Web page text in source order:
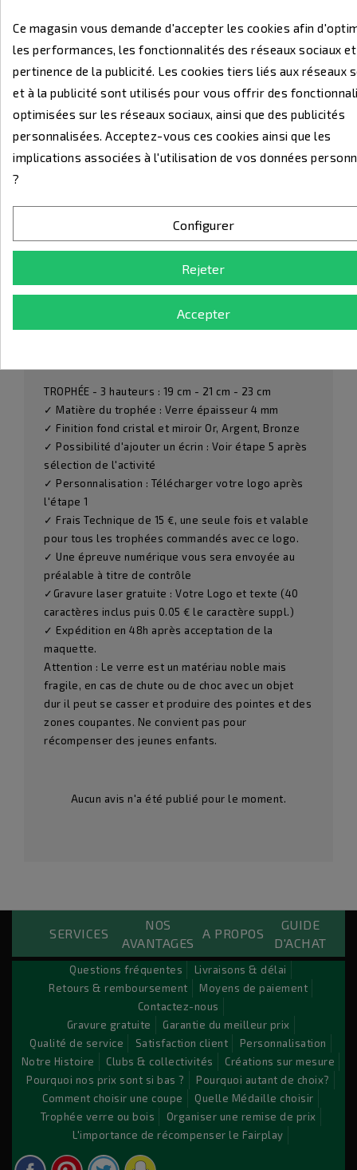
+ 14.40 €
+ 16.60 €
DESCRIPTION
TROPHÉE - 3 hauteurs : 19 cm - 21 cm - 23 cm
✓ Matière du trophée : Verre épaisseur 4 mm
✓ Finition fond cristal et miroir Or, Argent, Bronze
✓ Possibilité d'ajouter un écrin : Voir étape 5 après
sélection de l'activité
✓ Personnalisation : Télécharger votre logo après
l'étape 1
✓ Frais Technique de 15 €, une seule fois et valable
pour tous les trophées commandés avec ce logo.
✓ Une épreuve numérique vous sera envoyée au
préalable à titre de contrôle
✓Gravure laser gratuite : Votre Logo et texte (40
caractères inclus puis 0.05 € le caractère suppl.)
✓ Expédition en 48h après acceptation de la
maquette.
Attention : Le verre est un matériau noble mais
fragile, en cas de chute ou de choc avec un objet
dur il peut se casser et produire des pointes et des
zones coupantes. Ne convient pas pour
récompenser des jeunes enfants.
Aucun avis n'a été publié pour le moment.
SERVICES
NOS
AVANTAGES
A PROPOS
GUIDE
D'ACHAT
Questions fréquentes
Livraisons & délai
Retours & remboursement
Moyens de paiement
Contactez-nous
Gravure gratuite
Garantie du meilleur prix
Qualité de service
Satisfaction client
Personnalisation
Notre Histoire
Clubs & collectivités
Créations sur mesure
Pourquoi nos prix sont si bas ?
Pourquoi autant de choix?
Comment choisir une coupe
Quelle Médaille choisir
Trophée verre ou bois
Organiser une remise de prix
L'importance de récompenser le Fairplay
Custom Payements Block
Lorem ipsum dolor sit amet conse ctetu
Sit amet conse ctetur adipisicing elit, sed do eiusmod
tempor incididunt ut labore et dolore magna aliqua. Ut
enim ad minim veniam, quis nostrud exercitation ullamco
laboris nisi ut aliquip ex ea commodo consequat. Duis aute
irure dolor in reprehenderit.
© 2026 - Logiciel e-commerce par PrestaShop™
Ce magasin vous demande d'accepter les cookies afin
les performances, les fonctionnalités des réseaux sociaux
pertinence de la publicité. Les cookies tiers liés aux réseaux
et à la publicité sont utilisés pour vous offrir des
optimisées sur les réseaux sociaux, ainsi que des publicités
personnalisées. Acceptez-vous ces cookies ainsi que les
implications associées à l'utilisation de vos données
?
Configurer
Rejeter
Accepter